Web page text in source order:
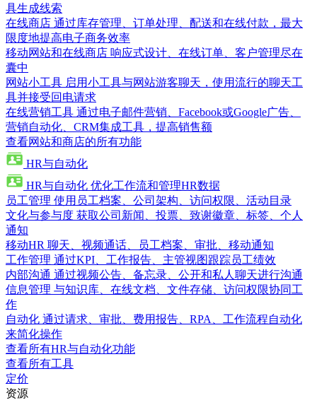
具生成线索
在线商店 通过库存管理、订单处理、配送和在线付款，最大
限度地提高电子商务效率
移动网站和在线商店 响应式设计、在线订单、客户管理尽在
囊中
网站小工具 启用小工具与网站游客聊天，使用流行的聊天工
具并接受回电请求
在线营销工具 通过电子邮件营销、Facebook或Google广告、
营销自动化、CRM集成工具，提高销售额
查看网站和商店的所有功能
HR与自动化
HR与自动化 优化工作流和管理HR数据
员工管理 使用员工档案、公司架构、访问权限、活动目录
文化与参与度 获取公司新闻、投票、致谢徽章、标签、个人
通知
移动HR 聊天、视频通话、员工档案、审批、移动通知
工作管理 通过KPI、工作报告、主管视图跟踪员工绩效
内部沟通 通过视频公告、备忘录、公开和私人聊天进行沟通
信息管理 与知识库、在线文档、文件存储、访问权限协同工
作
自动化 通过请求、审批、费用报告、RPA、工作流程自动化
来简化操作
查看所有HR与自动化功能
查看所有工具
定价
资源